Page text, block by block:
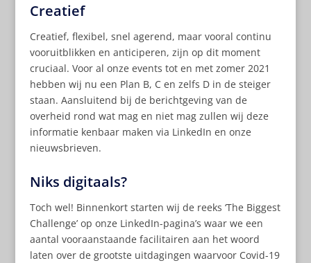
Creatief
Creatief, flexibel, snel agerend, maar vooral continu
vooruitblikken en anticiperen, zijn op dit moment
cruciaal. Voor al onze events tot en met zomer 2021
hebben wij nu een Plan B, C en zelfs D in de steiger
staan. Aansluitend bij de berichtgeving van de
overheid rond wat mag en niet mag zullen wij deze
informatie kenbaar maken via LinkedIn en onze
nieuwsbrieven.
Niks digitaals?
Toch wel! Binnenkort starten wij de reeks ‘The Biggest
Challenge’ op onze LinkedIn-pagina’s waar we een
aantal vooraanstaande facilitairen aan het woord
laten over de grootste uitdagingen waarvoor Covid-19